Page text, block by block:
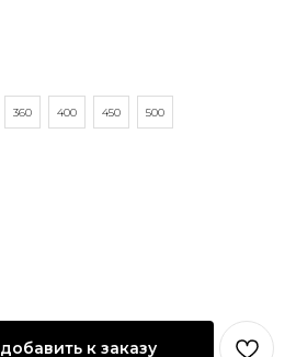
360 400 450 500
добавить к заказу